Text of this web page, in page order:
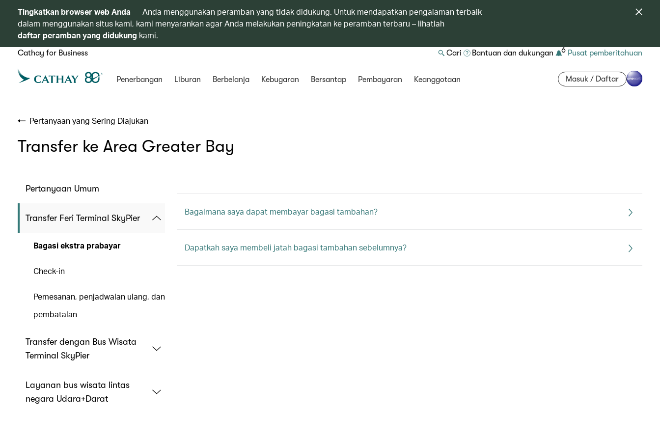
Tingkatkan browser web Anda
Anda menggunakan peramban yang tidak didukung. Untuk mendapatkan pengalaman terbaik
dalam menggunakan situs kami, kami menyarankan agar Anda melakukan peningkatan ke peramban terbaru – lihatlah
daftar peramban yang didukung kami.
Cathay for Business Cari Bantuan dan dukungan 6 Pusat pemberitahuan
Penerbangan Liburan Berbelanja Kebugaran Bersantap Pembayaran Keanggotaan Masuk / Daftar
Pertanyaan yang Sering Diajukan
Transfer ke Area Greater Bay
Pertanyaan Umum
Transfer Feri Terminal SkyPier
Bagasi ekstra prabayar
Check-in
Pemesanan, penjadwalan ulang, dan
pembatalan
Transfer dengan Bus Wisata
Terminal SkyPier
Layanan bus wisata lintas
negara Udara+Darat
Bagaimana saya dapat membayar bagasi tambahan?
Dapatkah saya membeli jatah bagasi tambahan sebelumnya?